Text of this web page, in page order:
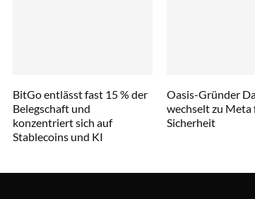
BitGo entlässt fast 15 % der
Belegschaft und
konzentriert sich auf
Stablecoins und KI
Oasis-Gründer
wechselt zu Meta
Sicherheit